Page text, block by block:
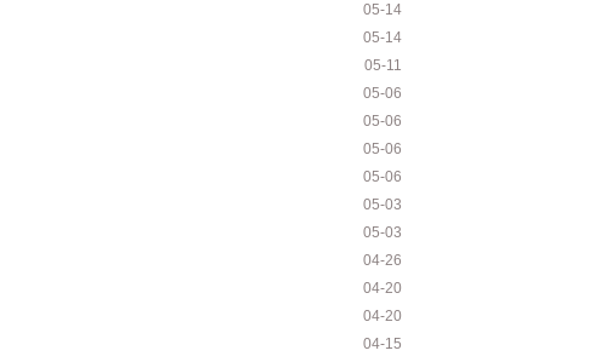
05-14
05-14
05-11
05-06
05-06
05-06
05-06
05-03
05-03
04-26
04-20
04-20
04-15